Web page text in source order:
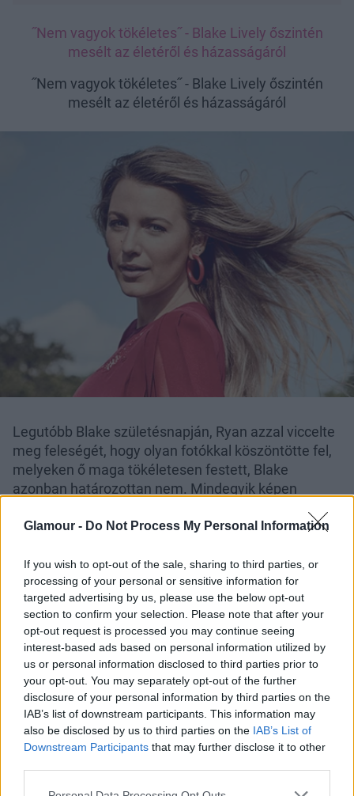
Glamour - Do Not Process My Personal Information
If you wish to opt-out of the sale, sharing to third parties, or
processing of your personal or sensitive information for
targeted advertising by us, please use the below opt-out
section to confirm your selection. Please note that after your
opt-out request is processed you may continue seeing
interest-based ads based on personal information utilized by
us or personal information disclosed to third parties prior to
your opt-out. You may separately opt-out of the further
disclosure of your personal information by third parties on the
IAB’s list of downstream participants. This information may
also be disclosed by us to third parties on the IAB’s List of
Downstream Participants that may further disclose it to other
Please note that this website/app uses one or more Google
˝Nem vagyok tökéletes˝ - Blake Lively őszintén
mesélt az életéről és házasságáról
˝Nem vagyok tökéletes˝ - Blake Lively őszintén
mesélt az életéről és házasságáról
Legutóbb Blake születésnapján, Ryan azzal viccelte
meg feleségét, hogy olyan fotókkal köszöntötte fel,
melyeken ő maga tökéletesen festett, Blake
azonban határozottan nem. Mindegyik képen
szemét.